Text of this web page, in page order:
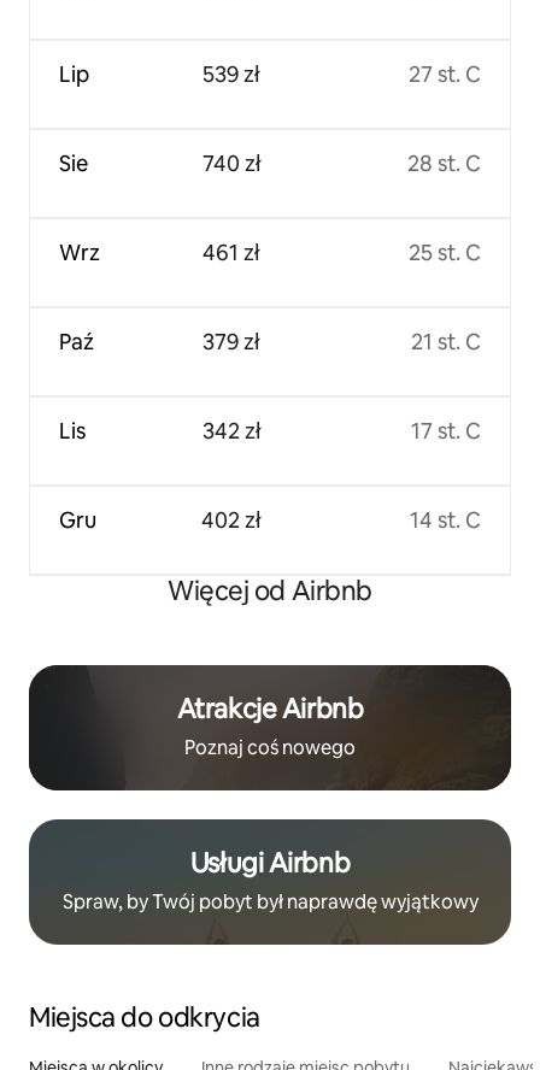
Lip
Sie
Wrz
Paź
Lis
Gru
539 zł
740 zł
461 zł
379 zł
342 zł
402 zł
27 st. C
28 st. C
25 st. C
21 st. C
17 st. C
14 st. C
Więcej od Airbnb
Atrakcje Airbnb
Poznaj coś nowego
Usługi Airbnb
Spraw, by Twój pobyt był naprawdę wyjątkowy
Miejsca do odkrycia